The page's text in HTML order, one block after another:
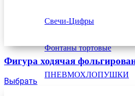
Свечи-Цифры
Фонтаны тортовые
ПНЕВМОХЛОПУШКИ
Фигура ходячая
Выбрать